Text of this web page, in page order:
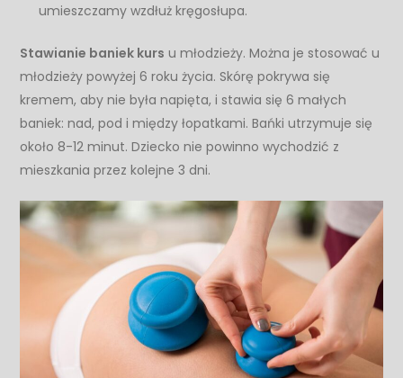
umieszczamy wzdłuż kręgosłupa.
Stawianie baniek kurs u młodzieży. Można je stosować u
młodzieży powyżej 6 roku życia. Skórę pokrywa się
kremem, aby nie była napięta, i stawia się 6 małych
baniek: nad, pod i między łopatkami. Bańki utrzymuje się
około 8-12 minut. Dziecko nie powinno wychodzić z
mieszkania przez kolejne 3 dni.